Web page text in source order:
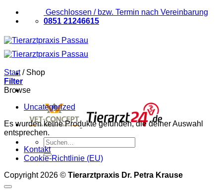
Zum
Inhalt
Geschlossen / bzw. Termin nach Vereinbarung
0851 21246615
Suchen
nach:
Start /Shop
Filter
Browse
Uncategorized
Es wurden keine Produkte gefunden, die deiner Auswahl
entsprechen.
Kontakt
Cookie-Richtlinie (EU)
Copyright 2026 © Tierarztpraxis Dr. Petra Krause